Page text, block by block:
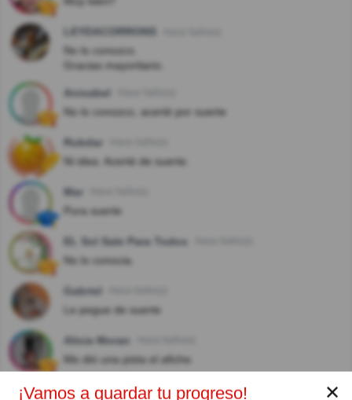
LEYDACORRONS
No lo conozco.
Gracias mayoritario.
Anisabel
No lo conozco, acerté por suerte
Rubdar
Ni idea. Acerté de suerte.
Mar
Pura suerte
EL Sol Sale Para Todos
No lo conocia.
Gabriel
Le pegue de suerte
Alicia Moran
Me dió una pista el afiche.
✕
¡Vamos a guardar tu progreso!